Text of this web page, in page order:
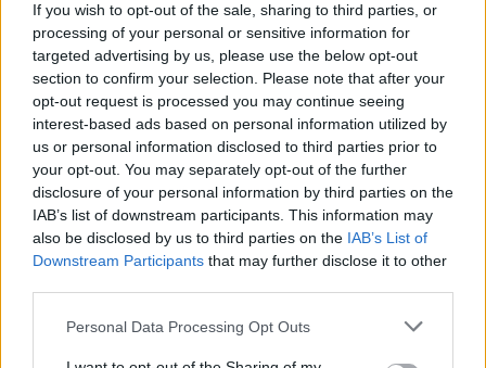
If you wish to opt-out of the sale, sharing to third parties, or
processing of your personal or sensitive information for
targeted advertising by us, please use the below opt-out
section to confirm your selection. Please note that after your
opt-out request is processed you may continue seeing
interest-based ads based on personal information utilized by
us or personal information disclosed to third parties prior to
your opt-out. You may separately opt-out of the further
disclosure of your personal information by third parties on the
IAB’s list of downstream participants. This information may
also be disclosed by us to third parties on the IAB’s List of
Downstream Participants that may further disclose it to other
Please note that this website/app uses one or more Google
Personal Data Processing Opt Outs
Sofia Ricci · 8 Ago 2026
BREAKING NEWS
La candidatura di Irsina per Capitale Italiana della